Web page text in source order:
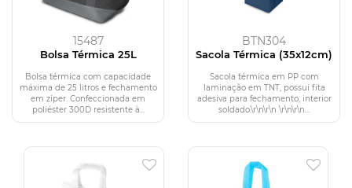
15487
Bolsa Térmica 25L
Bolsa térmica com capacidade
máxima de 25 litros e fechamento
em zíper. Confeccionada em
poliéster 300D resistente à...
BTN304
Sacola Térmica (35x12cm)
Sacola térmica em PP com
laminação em TNT, possui fita
adesiva para fechamento, interior
soldado.\r\n\r\n \r\n\r\n...